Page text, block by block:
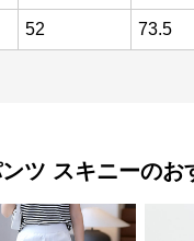
52 73.5
ツ スキニーのお